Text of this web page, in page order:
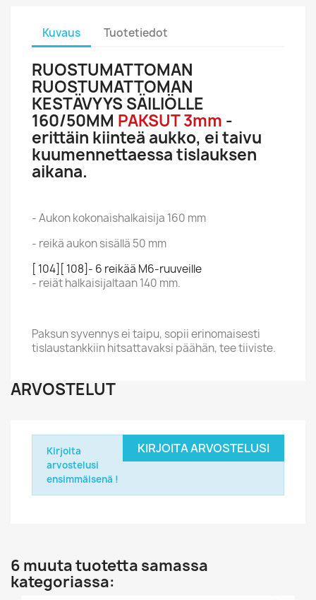
Kuvaus Tuotetiedot
RUOSTUMATTOMAN
RUOSTUMATTOMAN
KESTÄVYYS SÄILIÖLLE
160/50MM PAKSUT 3mm -
erittäin kiinteä aukko, ei taivu
kuumennettaessa tislauksen
aikana.
- Aukon kokonaishalkaisija 160 mm
- reikä aukon sisällä 50 mm
[ 104][ 108]- 6 reikää M6-ruuveille
- reiät halkaisijaltaan 140 mm.
Paksun syvennys ei taipu, sopii erinomaisesti
tislaustankkiin hitsattavaksi päähän, tee tiiviste.
ARVOSTELUT
KIRJOITA ARVOSTELUSI
Kirjoita
arvostelusi
ensimmäisenä !
6 muuta tuotetta samassa
kategoriassa: